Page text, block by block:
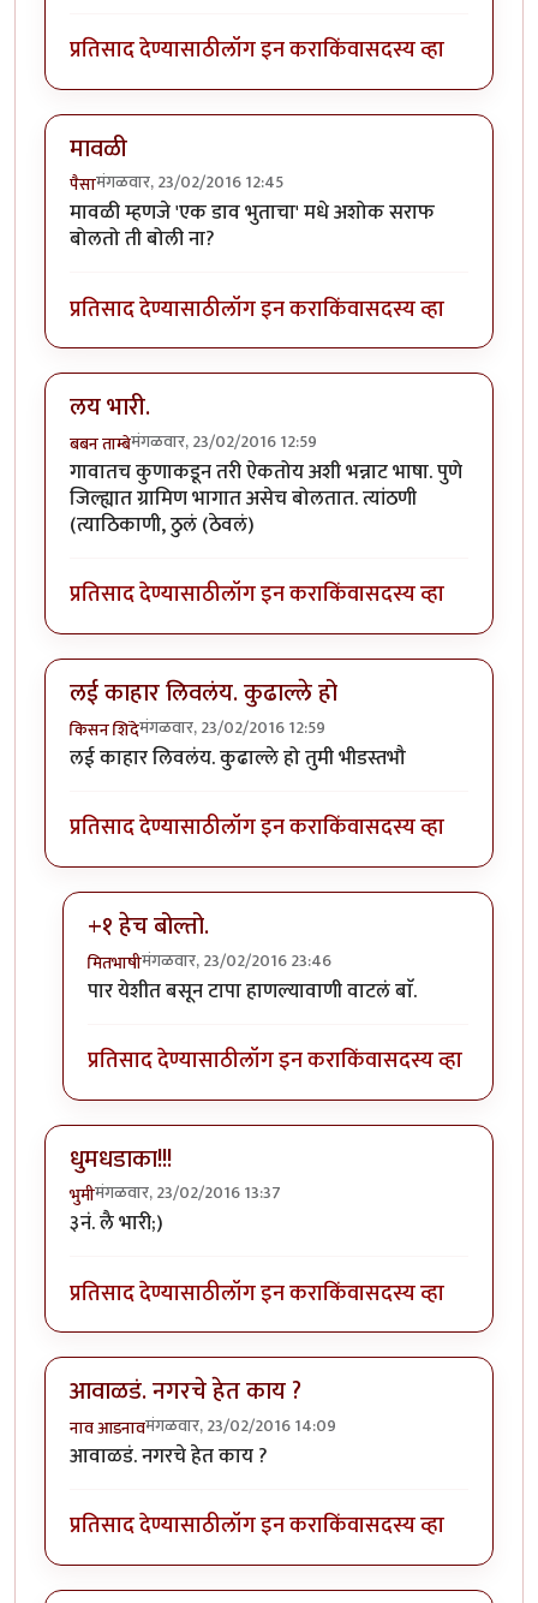
प्रतिसाद देण्यासाठीलॉग इन कराकिंवासदस्य व्हा
मावळी
पैसामंगळवार, 23/02/2016 12:45
मावळी म्हणजे 'एक डाव भुताचा' मधे अशोक सराफ
बोलतो ती बोली ना?
प्रतिसाद देण्यासाठीलॉग इन कराकिंवासदस्य व्हा
लय भारी.
बबन ताम्बेमंगळवार, 23/02/2016 12:59
गावातच कुणाकडून तरी ऐकतोय अशी भन्नाट भाषा. पुणे
जिल्ह्यात ग्रामिण भागात असेच बोलतात. त्यांठणी
(त्याठिकाणी, ठुलं (ठेवलं)
प्रतिसाद देण्यासाठीलॉग इन कराकिंवासदस्य व्हा
लई काहार लिवलंय. कुढाल्ले हो
किसन शिंदेमंगळवार, 23/02/2016 12:59
लई काहार लिवलंय. कुढाल्ले हो तुमी भीडस्तभौ
प्रतिसाद देण्यासाठीलॉग इन कराकिंवासदस्य व्हा
+१ हेच बोल्तो.
मितभाषीमंगळवार, 23/02/2016 23:46
In reply toलई काहार लिवलंय. कुढाल्ले होby
पार येशीत बसून टापा हाणल्यावाणी वाटलं बाॅ.
प्रतिसाद देण्यासाठीलॉग इन कराकिंवासदस्य व्हा
धुमधडाका!!!
भुमीमंगळवार, 23/02/2016 13:37
३नं. लै भारी;)
प्रतिसाद देण्यासाठीलॉग इन कराकिंवासदस्य व्हा
आवाळडं. नगरचे हेत काय ?
नाव आडनावमंगळवार, 23/02/2016 14:09
आवाळडं. नगरचे हेत काय ?
प्रतिसाद देण्यासाठीलॉग इन कराकिंवासदस्य व्हा